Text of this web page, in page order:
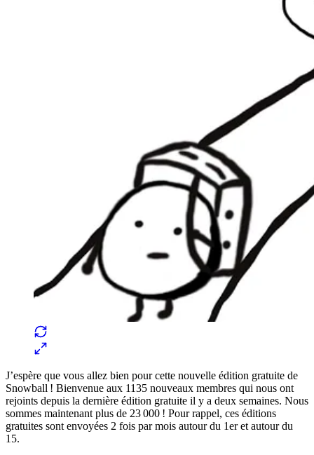
J’espère que vous allez bien pour cette nouvelle édition gratuite de
Snowball ! Bienvenue aux 1135 nouveaux membres qui nous ont
rejoints depuis la dernière édition gratuite il y a deux semaines. Nous
sommes maintenant plus de 23 000 ! Pour rappel, ces éditions
gratuites sont envoyées 2 fois par mois autour du 1er et autour du
15.